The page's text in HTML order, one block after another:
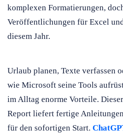
komplexen Formatierungen,
Veröffentlichungen für Excel
diesem Jahr.
Urlaub planen, Texte verfassen
wie Microsoft seine Tools
im Alltag enorme Vorteile.
Report liefert fertige
für den sofortigen Start.